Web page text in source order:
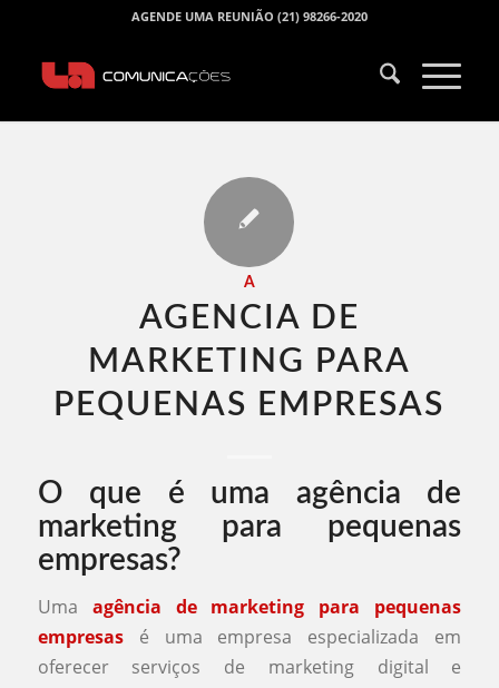
AGENDE UMA REUNIÃO (21) 98266-2020
A
AGENCIA DE
MARKETING PARA
PEQUENAS EMPRESAS​
O que é uma agência de
marketing para pequenas
empresas?
Uma agência de marketing para pequenas
empresasé uma empresa especializada em
oferecer serviços de marketing digital e